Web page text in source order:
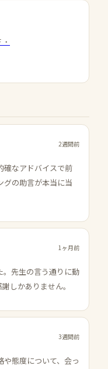
・
2週間前
確なアドバイスで前
グの助言が本当に当
1ヶ月前
。先生の言う通りに動
しかありません。
3週間前
態度について、会っ